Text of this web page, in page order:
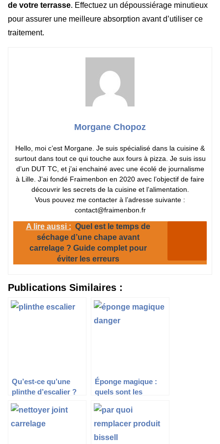
de votre terrasse. Effectuez un dépoussiérage minutieux
pour assurer une meilleure absorption avant d’utiliser ce
traitement.
Morgane Chopoz
Hello, moi c’est Morgane. Je suis spécialisé dans la cuisine &
surtout dans tout ce qui touche aux fours à pizza. Je suis issu
d’un DUT TC, et j’ai enchainé avec une écolé de journalisme
à Lille. J’ai fondé Fraimenbon en 2020 avec l’objectif de faire
découvrir les secrets de la cuisine et l’alimentation.
Vous pouvez me contacter à l’adresse suivante :
contact@fraimenbon.fr
A lire aussi : Quel est le temps de
séchage d’une chape avant
carrelage ? Guide complet pour
éviter les erreurs
Publications Similaires :
Qu’est-ce qu’une
plinthe d’escalier ?
Éponge magique :
quels sont les
dangers ?